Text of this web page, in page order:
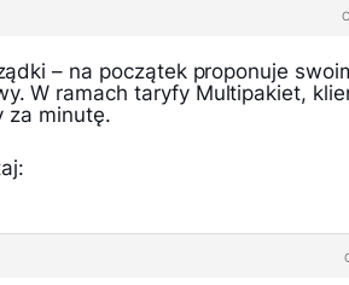
– na początek proponuje
W ramach taryfy Multipakiet,
za minutę.